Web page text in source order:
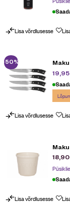
Lisa võrdlusesse
-50%
19,95
Lisa võrdlusesse
18,90
Lisa võrdlusesse